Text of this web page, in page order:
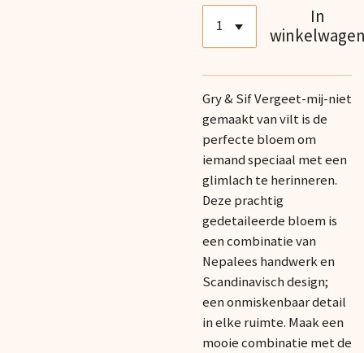
In
Gry & Sif Vergeet-mij-niet
gemaakt van vilt is de
perfecte bloem om
iemand speciaal met een
glimlach te herinneren.
Deze prachtig
gedetaileerde bloem is
een combinatie van
Nepalees handwerk en
Scandinavisch design;
een onmiskenbaar detail
in elke ruimte. Maak een
mooie combinatie met de